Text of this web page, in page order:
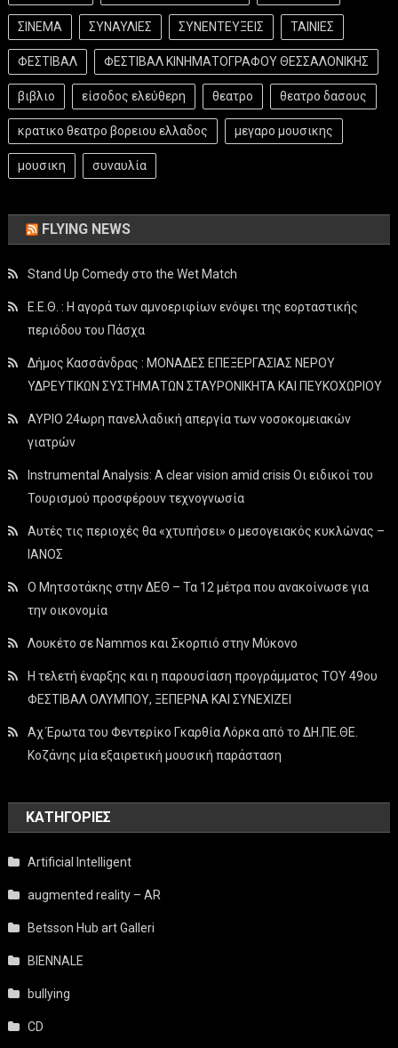
ΣΙΝΕΜΑ ΣΥΝΑΥΛΙΕΣ ΣΥΝΕΝΤΕΥΞΕΙΣ ΤΑΙΝΙΕΣ
ΦΕΣΤΙΒΑΛ ΦΕΣΤΙΒΑΛ ΚΙΝΗΜΑΤΟΓΡΑΦΟΥ ΘΕΣΣΑΛΟΝΙΚΗΣ
βιβλιο είσοδος ελεύθερη θεατρο θεατρο δασους
κρατικο θεατρο βορειου ελλαδος μεγαρο μουσικης
μουσικη συναυλία
FLYING NEWS
Stand Up Comedy στο the Wet Match
Ε.Ε.Θ. : Η αγορά των αμνοεριφίων ενόψει της εορταστικής
περιόδου του Πάσχα
Δήμος Κασσάνδρας : ΜΟΝΑΔΕΣ ΕΠΕΞΕΡΓΑΣΙΑΣ ΝΕΡΟΥ
ΥΔΡΕΥΤΙΚΩΝ ΣΥΣΤΗΜΑΤΩΝ ΣΤΑΥΡΟΝΙΚΗΤΑ ΚΑΙ ΠΕΥΚΟΧΩΡΙΟΥ
ΑΥΡΙΟ 24ωρη πανελλαδική απεργία των νοσοκομειακών
γιατρών
Instrumental Analysis: A clear vision amid crisis Οι ειδικοί του
Τουρισμού προσφέρουν τεχνογνωσία
Αυτές τις περιοχές θα «χτυπήσει» ο μεσογειακός κυκλώνας –
ΙΑΝΟΣ
Ο Μητσοτάκης στην ΔΕΘ – Τα 12 μέτρα που ανακοίνωσε για
την οικονομία
Λουκέτο σε Nammos και Σκορπιό στην Μύκονο
Η τελετή έναρξης και η παρουσίαση προγράμματος ΤΟΥ 49ου
ΦΕΣΤΙΒΑΛ ΟΛΥΜΠΟΥ, ΞΕΠΕΡΝΑ ΚΑΙ ΣΥΝΕΧΙΖΕΙ
Αχ Έρωτα του Φεντερίκο Γκαρθία Λόρκα από το ΔΗ.ΠΕ.ΘΕ.
Κοζάνης μία εξαιρετική μουσική παράσταση
KΑΤΗΓΟΡΊΕΣ
Artificial Intelligent
augmented reality – AR
Betsson Hub art Galleri
BIENNALE
bullying
CD